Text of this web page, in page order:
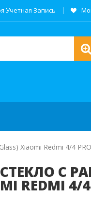
Учетная Запись
Xiaomi Redmi 4/4
C
REDMI 4/